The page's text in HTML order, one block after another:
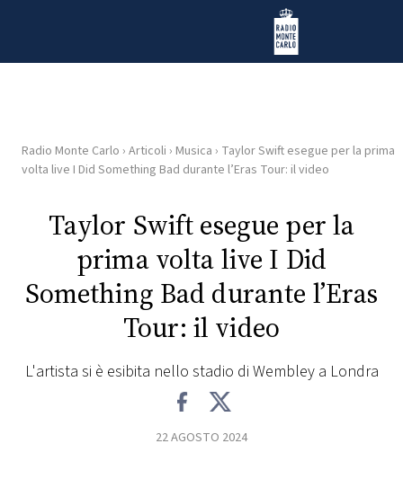
Radio Monte Carlo
HOME
RADIO
RADIO
Radio Monte Carlo › Articoli › Musica › Taylor Swift esegue per la prima
volta live I Did Something Bad durante l’Eras Tour: il video
Taylor Swift esegue per la
prima volta live I Did
Something Bad durante l’Eras
Tour: il video
L'artista si è esibita nello stadio di Wembley a Londra
22 AGOSTO 2024